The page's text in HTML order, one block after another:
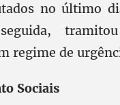
no último
regime de
Sociais